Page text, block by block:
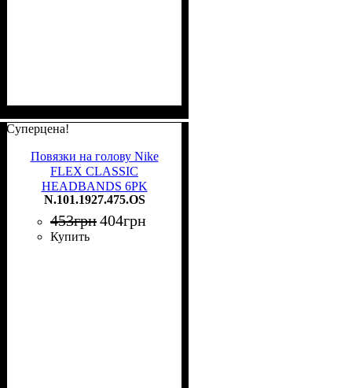
Суперцена!
Повязки на голову Nike
FLEX CLASSIC
HEADBANDS 6PK
разноцветные (6 пар)
N.101.1927.475.OS
N.101.1927.475.OS
453грн404грн
Купить